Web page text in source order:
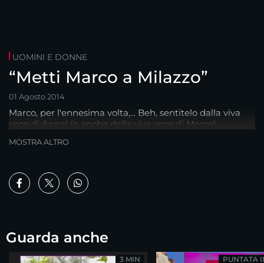
UOMINI E DONNE
“Metti Marco a Milazzo”
01 Agosto 2014
Marco, per l'ennesima volta,... Beh, sentitelo dalla viva
voce di Anna! (e anche dalla viva voce di Marco)
MOSTRA ALTRO
Guarda anche
3 MIN PUNTATA